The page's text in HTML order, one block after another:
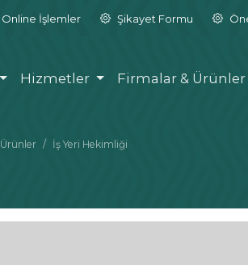
Online İşlemler Şikayet Formu
Hizmetler Firmalar & Ürünler
Ürünler İş Yeri Hekimliği